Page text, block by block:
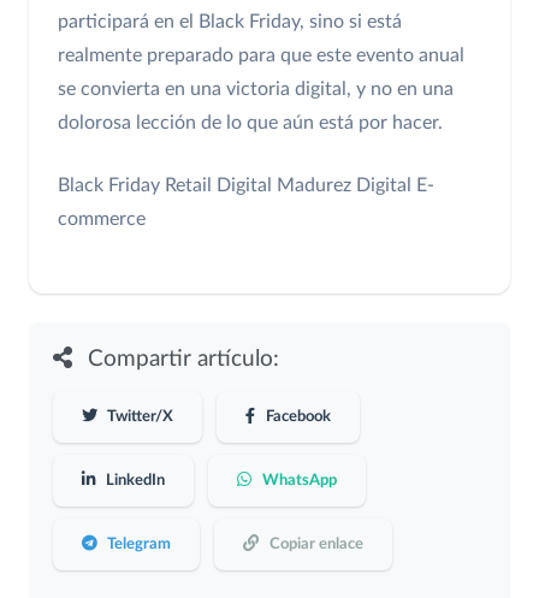
participará en el Black Friday, sino si está
realmente preparado para que este evento anual
se convierta en una victoria digital, y no en una
dolorosa lección de lo que aún está por hacer.
Black Friday Retail Digital Madurez Digital
E-
commerce
Compartir artículo:
Twitter/X Facebook
LinkedIn WhatsApp
Telegram Copiar enlace